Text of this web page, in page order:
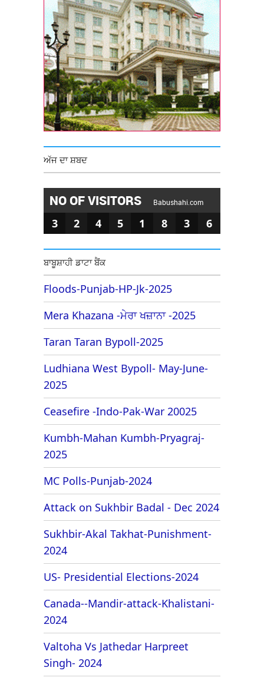
ਅੱਜ ਦਾ ਸ਼ਬਦ
NO OF VISITORS Babushahi.com
3 2 4 5 1 8 3 6
ਬਾਬੂਸ਼ਾਹੀ ਡਾਟਾ ਬੈਂਕ
Floods-Punjab-HP-Jk-2025
Mera Khazana -ਮੇਰਾ ਖਜ਼ਾਨਾ -2025
Taran Taran Bypoll-2025
Ludhiana West Bypoll- May-June-
2025
Ceasefire -Indo-Pak-War 20025
Kumbh-Mahan Kumbh-Pryagraj-
2025
MC Polls-Punjab-2024
Attack on Sukhbir Badal - Dec 2024
Sukhbir-Akal Takhat-Punishment-
2024
US- Presidential Elections-2024
Canada--Mandir-attack-Khalistani-
2024
Valtoha Vs Jathedar Harpreet
Singh- 2024